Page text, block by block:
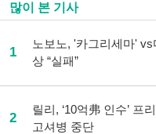
많이 본 기사
1
노보노, '카그리세마'
상 “실패”
2
릴리, ‘10억弗 인수’ 프
고셔병 중단